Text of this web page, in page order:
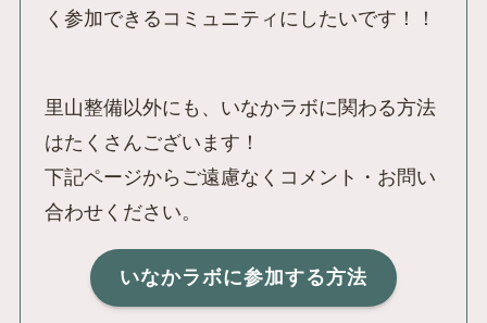
く参加できるコミュニティにしたいです！！
里山整備以外にも、いなかラボに関わる方法
はたくさんございます！
下記ページからご遠慮なくコメント・お問い
合わせください。
いなかラボに参加する方法